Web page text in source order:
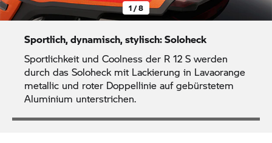
1 / 8
Sportlich, dynamisch, stylisch: Soloheck
Sportlichkeit und Coolness der R 12 S werden
durch das Soloheck mit Lackierung in Lavaorange
metallic und roter Doppellinie auf gebürstetem
Aluminium unterstrichen.